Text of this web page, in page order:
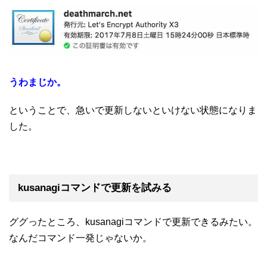
うわまじか。
ということで、急いで更新しないといけない状態になりま
した。
kusanagiコマンドで更新を試みる
ググったところ、kusanagiコマンドで更新できるみたい。
なんだコマンド一発じゃないか。